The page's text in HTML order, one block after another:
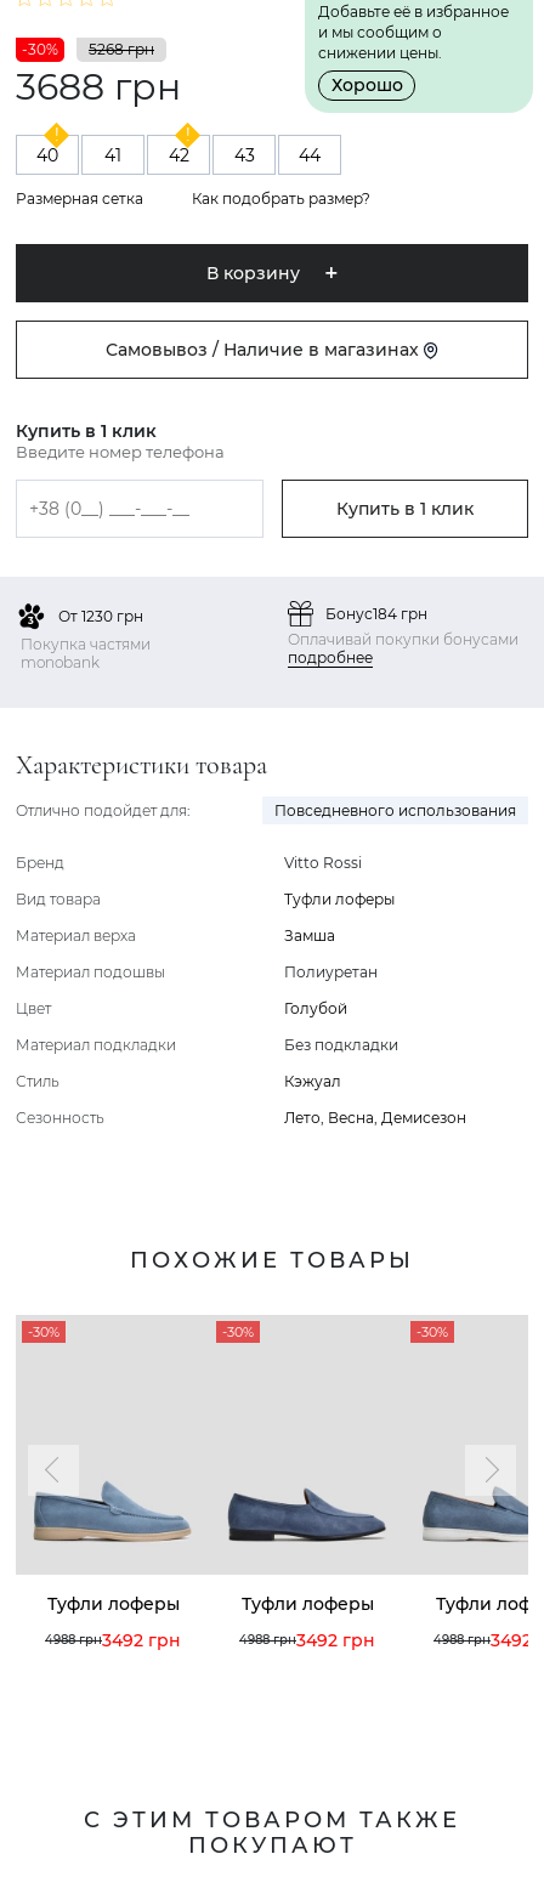
Добавьте её в избранное
и мы сообщим о
снижении цены.
Хорошо
-30% 5268 грн
3688 грн
40 41 42 43 44
Размерная сетка Как подобрать размер?
В корзину
Самовывоз / Наличие в магазинах
Купить в 1 клик
Введите номер телефона
Купить в 1 клик
От 1230 грн
Покупка частями
monobank
Бонус184 грн
Оплачивай покупки бонусами
подробнее
Характеристики товара
Отлично подойдет для: Повседневного использования
Бренд
Vitto Rossi
Вид товара
Туфли лоферы
Материал верха
Замша
Материал подошвы
Полиуретан
Цвет
Голубой
Материал подкладки
Без подкладки
Стиль
Кэжуал
Сезонность
Лето, Весна, Демисезон
ПОХОЖИЕ ТОВАРЫ
-30%
Туфли лоферы
4988 грн3492 грн
-30%
Туфли лоферы
4988 грн3492 грн
-30%
Туфли
4988 грн3492
С ЭТИМ ТОВАРОМ ТАКЖЕ
ПОКУПАЮТ